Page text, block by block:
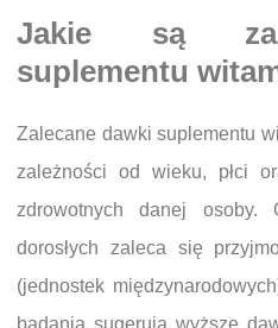
Jakie są
suplementu
Zalecane dawki suplementu
zależności od wieku, płci
zdrowotnych danej
dorosłych zaleca się
(jednostek